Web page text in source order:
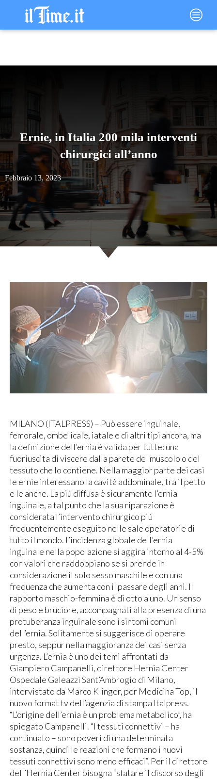
contenuto
Main
Menu
Ernie, in Italia 200 mila interventi
chirurgici all’anno
Febbraio 13, 2023
MILANO (ITALPRESS) – Può essere inguinale,
femorale, ombelicale, iatale e di altri tipi ancora, ma
la definizione dell’ernia è valida per tutte: una
fuoriuscita di viscere dalla parete del muscolo o del
tessuto che lo contiene. Nella maggior parte dei casi
le ernie interessano la cavità addominale, tra il petto
e le anche. La più diffusa è sicuramente l’ernia
inguinale, a tal punto che la sua riparazione è
considerata l’intervento chirurgico più
frequentemente eseguito nelle sale operatorie di
tutto il mondo. L’incidenza globale dell’ernia
inguinale nella popolazione si aggira intorno al 4-5%
con valori che raddoppiano se si prende in
considerazione il solo sesso maschile e con una
frequenza che aumenta con il passare degli anni. Il
rapporto maschio-femmina è di otto a uno. Un senso
di peso e bruciore, accompagnati alla presenza di una
protuberanza inguinale sono i sintomi comuni
dell’ernia. Solitamente si suggerisce di operare
presto, seppur nella maggioranza dei casi senza
urgenza. L’ernia è uno dei temi affrontati da
Giampiero Campanelli, direttore Hernia Center
Ospedale Galeazzi Sant’Ambrogio di Milano,
intervistato da Marco Klinger, per Medicina Top, il
nuovo format tv dell’agenzia di stampa Italpress.
“L’origine dell’ernia è un problema metabolico”, ha
spiegato Campanelli. “I tessuti connettivi – ha
continuato – sono poveri di una determinata
sostanza, quindi le reazioni che formano i nuovi
tessuti connettivi sono meno efficaci”. Per il direttore
dell’Hernia Center bisogna “sfatare il discorso degli